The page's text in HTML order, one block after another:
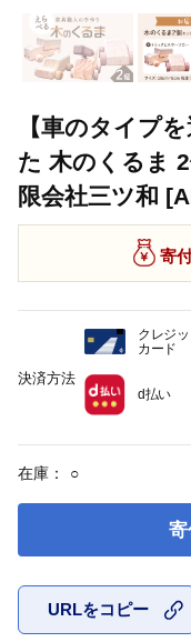
【車のタイプ
た 木のくるま
限会社三ツ和
寄
在庫： ○
URLをコピー
決済方法
クレジッ
カード
d払い